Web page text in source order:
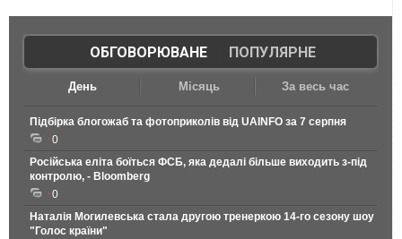
ОБГОВОРЮВАНЕ| ПОПУЛЯРНЕ
День Місяць За весь час
Підбірка блогожаб та фотоприколів від UAINFO за 7 серпня
0
Російська еліта боїться ФСБ, яка дедалі більше виходить з-під
контролю, - Bloomberg
0
Наталія Могилевська стала другою тренеркою 14-го сезону шоу
"Голос країни"